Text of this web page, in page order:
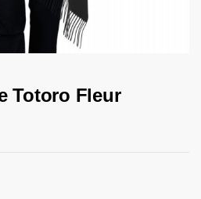
Totoro Fleur